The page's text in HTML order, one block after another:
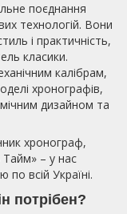
поєднання
технологій. Вони
і практичність,
класики.
калібрам,
хронографів,
дизайном та
хронограф,
Тайм» – у нас
по всій Україні.
потрібен?